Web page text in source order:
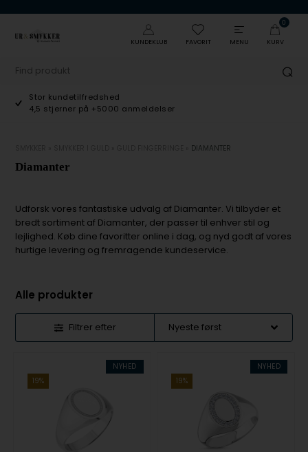
KUNDEKLUB FAVORIT MENU
0
KURV
Stor kundetilfredshed
4,5 stjerner på +5000 anmeldelser
DIAMANTER
Diamanter
Udforsk vores fantastiske udvalg af Diamanter. Vi tilbyder et
bredt sortiment af Diamanter, der passer til enhver stil og
lejlighed. Køb dine favoritter online i dag, og nyd godt af vores
hurtige levering og fremragende kundeservice.
Alle produkter
Filtrer efter
NYHED
19%
NYHED
19%